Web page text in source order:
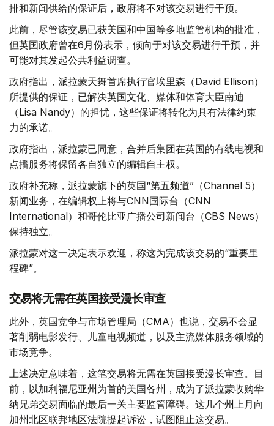
排和新闻供给的保证后，政府将不对该交易进行干预。
此前，尽管该交易已获美国和中国等多地监管机构的批准，
但英国政府曾在6月份表示，倾向于对该交易进行干预，并
可能对其发起公共利益调查。
政府指出，派拉蒙天舞首席执行官埃里森（David Ellison）
所提供的保证，已解决英国文化、媒体和体育大臣南迪
（Lisa Nandy）的担忧，这些保证将转化为具有法律约束
力的承诺。
政府指出，派拉蒙已同意，合并后集团在英国的有线电视和
点播服务将保留各自独立的编辑自主权。
政府补充称，派拉蒙旗下的英国“第五频道”（Channel 5）
新闻业务，在编辑权上将与CNN国际台（CNN
International）和哥伦比亚广播公司新闻台（CBS News）
保持独立。
派拉蒙对这一决定表示欢迎，称这为完成该交易的“重要里
程碑”。
交易将无需在英国接受漫长审查
此外，英国竞争与市场管理局（CMA）也说，交易不会显
著削弱电影发行、儿童电视频道，以及主流媒体服务领域的
市场竞争。
上述决定意味着，这笔交易将无需在英国接受漫长审查。目
前，以加利福尼亚州为首的美国各州，成为了派拉蒙收购华
纳兄弟交易面临的最后一关主要监管障碍。这几个州上月向
加州北区联邦地区法院提起诉讼，试图阻止这交易。